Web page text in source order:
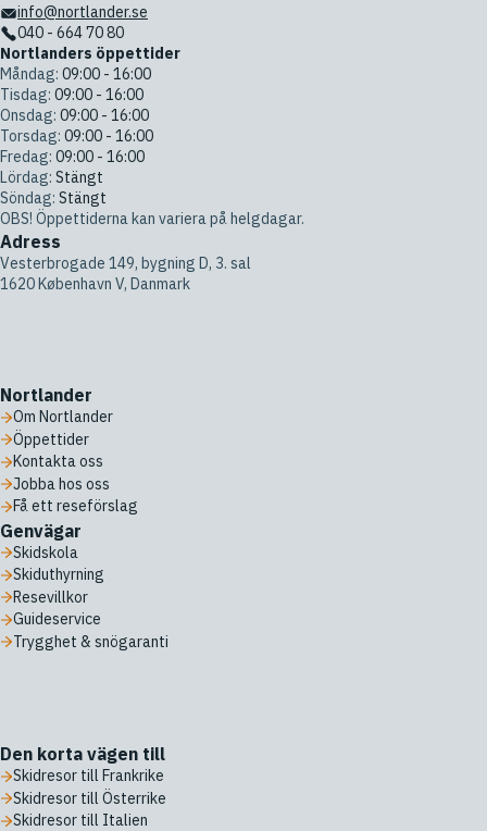
info@nortlander.se
040 - 664 70 80
Nortlanders öppettider
Måndag: 09:00 - 16:00
Tisdag: 09:00 - 16:00
Onsdag: 09:00 - 16:00
Torsdag: 09:00 - 16:00
Fredag: 09:00 - 16:00
Lördag: Stängt
Söndag: Stängt
OBS! Öppettiderna kan variera på helgdagar.
Adress
Vesterbrogade 149, bygning D, 3. sal
1620 København V, Danmark
Nortlander
Om Nortlander
Öppettider
Kontakta oss
Jobba hos oss
Få ett reseförslag
Genvägar
Skidskola
Skiduthyrning
Resevillkor
Guideservice
Trygghet & snögaranti
Den korta vägen till
Skidresor till Frankrike
Skidresor till Österrike
Skidresor till Italien